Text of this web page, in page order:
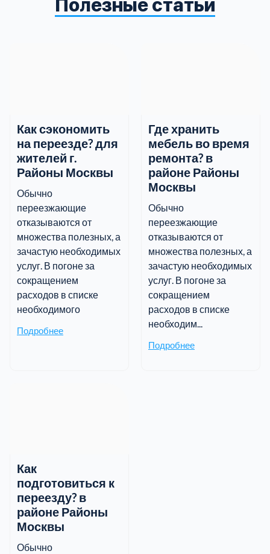
информацию.Полезные статьи
Как сэкономить
на переезде? для
жителей г.
Районы Москвы
Обычно
переезжающие
отказываются от
множества полезных, а
зачастую необходимых
услуг. В погоне за
сокращением
расходов в списке
необходимого
Подробнее
Где хранить
мебель во время
ремонта? в
районе Районы
Москвы
Обычно
переезжающие
отказываются от
множества полезных, а
зачастую необходимых
услуг. В погоне за
сокращением
расходов в списке
необходим...
Подробнее
Как
подготовиться к
переезду? в
районе Районы
Москвы
Обычно